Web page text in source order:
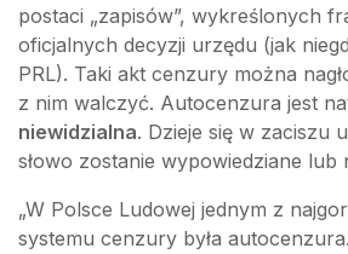
postaci „zapisów”, wykreślonych
oficjalnych decyzji urzędu (jak
PRL). Taki akt cenzury można
z nim walczyć. Autocenzura jest
niewidzialna. Dzieje się w zaciszu
słowo zostanie wypowiedziane lub
„W Polsce Ludowej jednym z
systemu cenzury była